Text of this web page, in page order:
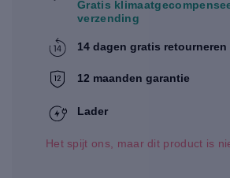
Gratis
verzending
14 dagen gratis retourneren
12 maanden garantie
Lader
Het spijt ons, maar dit product is